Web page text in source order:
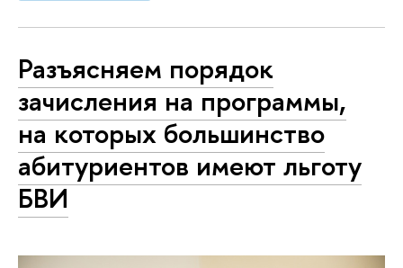
Разъясняем порядок
зачисления на программы,
на которых большинство
абитуриентов имеют льготу
БВИ